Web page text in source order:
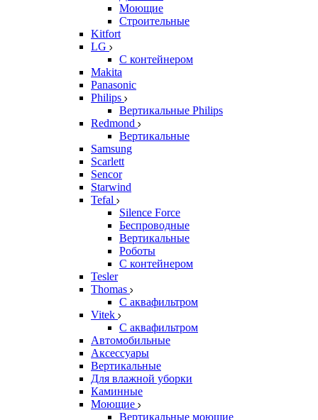
Моющие
Строительные
Kitfort
LG
С контейнером
Makita
Panasonic
Philips
Вертикальные Philips
Redmond
Вертикальные
Samsung
Scarlett
Sencor
Starwind
Tefal
Silence Force
Беспроводные
Вертикальные
Роботы
С контейнером
Tesler
Thomas
С аквафильтром
Vitek
С аквафильтром
Автомобильные
Аксессуары
Вертикальные
Для влажной уборки
Каминные
Моющие
Вертикальные моющие